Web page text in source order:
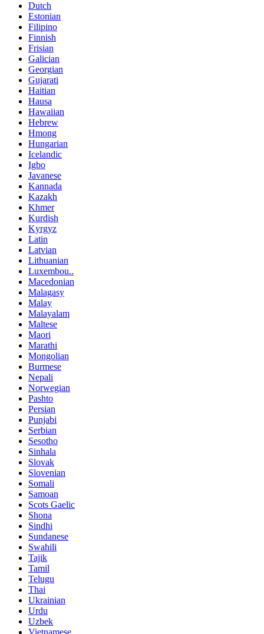
Dutch
Estonian
Filipino
Finnish
Frisian
Galician
Georgian
Gujarati
Haitian
Hausa
Hawaiian
Hebrew
Hmong
Hungarian
Icelandic
Igbo
Javanese
Kannada
Kazakh
Khmer
Kurdish
Kyrgyz
Latin
Latvian
Lithuanian
Luxembou..
Macedonian
Malagasy
Malay
Malayalam
Maltese
Maori
Marathi
Mongolian
Burmese
Nepali
Norwegian
Pashto
Persian
Punjabi
Serbian
Sesotho
Sinhala
Slovak
Slovenian
Somali
Samoan
Scots Gaelic
Shona
Sindhi
Sundanese
Swahili
Tajik
Tamil
Telugu
Thai
Ukrainian
Urdu
Uzbek
Vietnamese